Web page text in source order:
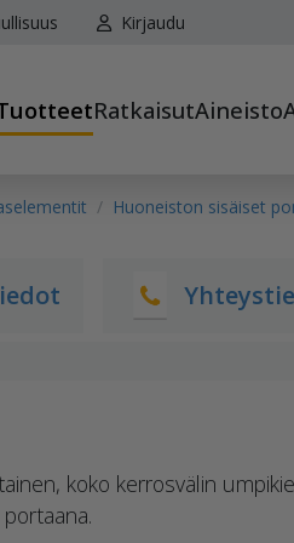
Kirjaudu
RatkaisutAineisto
Huoneiston sisäiset
koko kerrosvälin